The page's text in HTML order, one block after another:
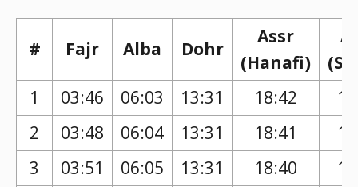
# Fajr Alba Dohr
Assr
(Hanafi)
1
03:46 06:03 13:31 18:42
2
03:48 06:04 13:31 18:41
3
03:51 06:05 13:31 18:40